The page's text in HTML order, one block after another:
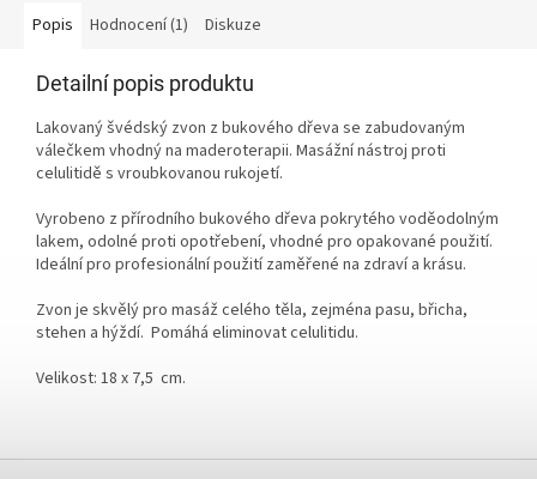
Popis Hodnocení (1) Diskuze
Detailní popis produktu
Lakovaný švédský zvon z bukového dřeva se zabudovaným
válečkem vhodný na maderoterapii. Masážní nástroj proti
celulitidě s vroubkovanou rukojetí.
Vyrobeno z přírodního bukového dřeva pokrytého voděodolným
lakem, odolné proti opotřebení, vhodné pro opakované použití.
Ideální pro profesionální použití zaměřené na zdraví a krásu.
Zvon je skvělý pro masáž celého těla, zejména pasu, břicha,
stehen a hýždí. Pomáhá eliminovat celulitidu.
Velikost: 18 x 7,5 cm.